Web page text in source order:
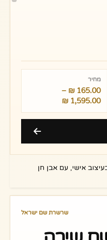
מחיר
165.00
₪
–
1,595.00
₪
שרשרת שם ישראל